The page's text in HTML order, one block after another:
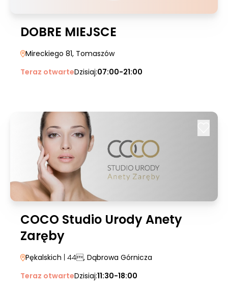
DOBRE MIEJSCE
Mireckiego 81, Tomaszów
Teraz otwarteDzisiaj:07:00-21:00
COCO Studio Urody Anety
Zaręby
Pękalskich | 44, Dąbrowa Górnicza
Teraz otwarteDzisiaj:11:30-18:00